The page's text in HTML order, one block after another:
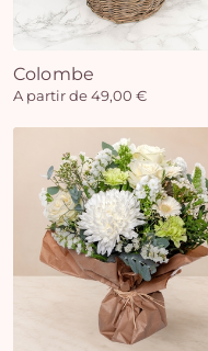
Colombe
A partir de 49,00 €